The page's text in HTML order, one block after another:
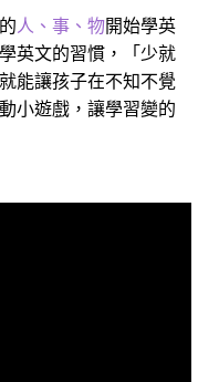
人、事、物開始學英
英文的習慣，「少就
能讓孩子在不知不覺
小遊戲，讓學習變的